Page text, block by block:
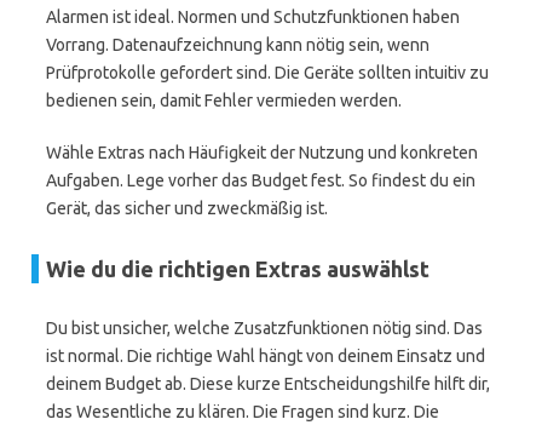
Alarmen ist ideal. Normen und Schutzfunktionen haben
Vorrang. Datenaufzeichnung kann nötig sein, wenn
Prüfprotokolle gefordert sind. Die Geräte sollten intuitiv zu
bedienen sein, damit Fehler vermieden werden.
Wähle Extras nach Häufigkeit der Nutzung und konkreten
Aufgaben. Lege vorher das Budget fest. So findest du ein
Gerät, das sicher und zweckmäßig ist.
Wie du die richtigen Extras auswählst
Du bist unsicher, welche Zusatzfunktionen nötig sind. Das
ist normal. Die richtige Wahl hängt von deinem Einsatz und
deinem Budget ab. Diese kurze Entscheidungshilfe hilft dir,
das Wesentliche zu klären. Die Fragen sind kurz. Die